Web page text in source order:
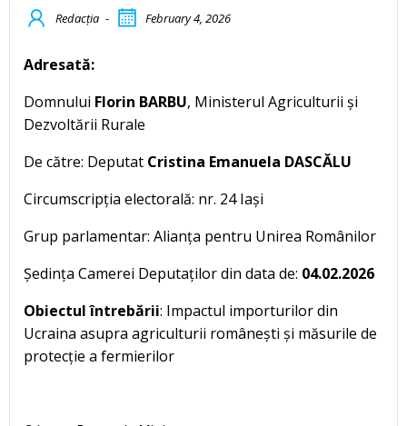
Redacția - February 4, 2026
Adresată:
Domnului Florin BARBU, Ministerul Agriculturii și
Dezvoltării Rurale
De către: Deputat Cristina Emanuela DASCĂLU
Circumscripția electorală: nr. 24 Iași
Grup parlamentar: Alianța pentru Unirea Românilor
Ședința Camerei Deputaților din data de: 04.02.2026
Obiectul întrebării: Impactul importurilor din
Ucraina asupra agriculturii românești și măsurile de
protecție a fermierilor